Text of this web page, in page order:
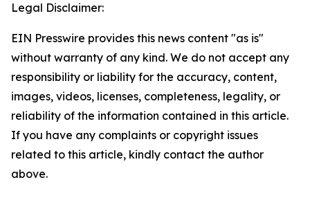
Legal Disclaimer:
EIN Presswire provides this news content "as is"
without warranty of any kind. We do not accept any
responsibility or liability for the accuracy, content,
images, videos, licenses, completeness, legality, or
reliability of the information contained in this article.
If you have any complaints or copyright issues
related to this article, kindly contact the author
above.